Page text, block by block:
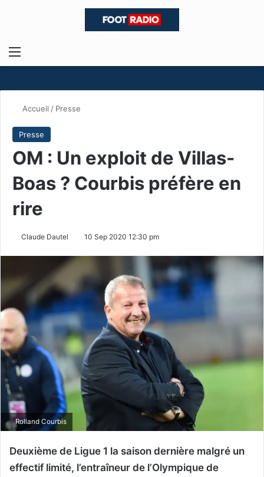
Menu
Accueil / Presse
Presse
OM : Un exploit de Villas-
Boas ? Courbis préfère en
rire
Claude Dautel 10 Sep 2020 12:30 pm
Rolland Courbis
Deuxième de Ligue 1 la saison dernière malgré un
effectif limité, l’entraîneur de l’Olympique de